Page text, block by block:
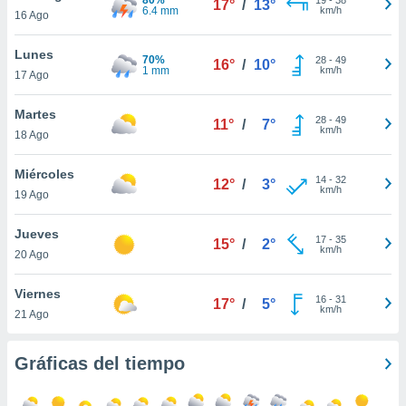
y
más
nuestra
y
de
disponible
cookies
aceptar
16 Ago
6.4 mm
17° / 13°
km/h
Lunes
17 Ago
70%
1 mm
16° / 10° 28- 49
km/h
Martes
18 Ago
11° / 7° 28- 49
km/h
Miércoles
19 Ago
12° / 3° 14- 32
km/h
Jueves
20 Ago
15° / 2° 17- 35
km/h
Viernes
21 Ago
17° / 5° 16- 31
km/h
Gráficas del tiempo